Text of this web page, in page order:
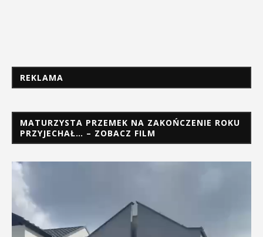
REKLAMA
MATURZYSTA PRZEMEK NA ZAKOŃCZENIE ROKU
PRZYJECHAŁ… – ZOBACZ FILM
Odtwarzacz